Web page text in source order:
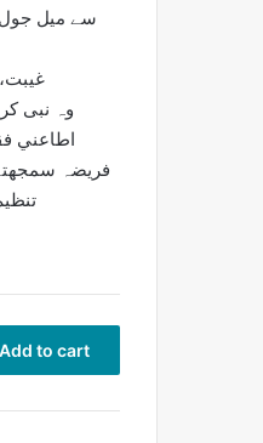
سے میل جول
وہ نبی
اطاعني
فریضہ
Add to cart